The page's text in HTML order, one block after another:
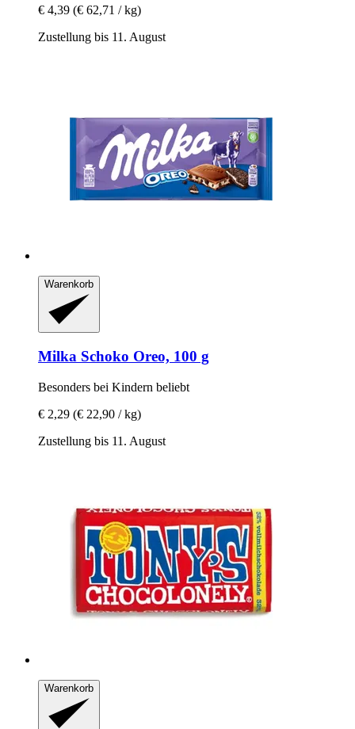
€ 4,39 (€ 62,71 / kg)
Zustellung bis 11. August
Warenkorb
Milka Schoko Oreo, 100 g
Besonders bei Kindern beliebt
€ 2,29 (€ 22,90 / kg)
Zustellung bis 11. August
Warenkorb